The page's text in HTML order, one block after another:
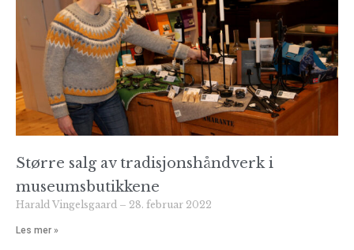
Større salg av tradisjonshåndverk i
museumsbutikkene
Harald Vingelsgaard 28. februar 2022
Les mer »